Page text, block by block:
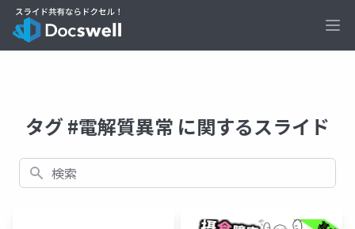
タグ #電解質異常 に関するスライド
検索